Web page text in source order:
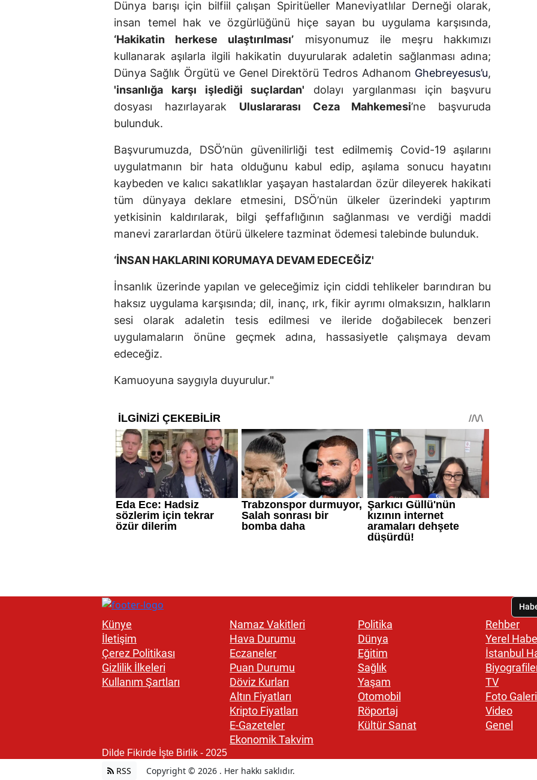
Dünya barışı için bilfiil çalışan Spiritüeller Maneviyatlılar Derneği olarak,
insan temel hak ve özgürlüğünü hiçe sayan bu uygulama karşısında,
‘Hakikatin herkese ulaştırılması’ misyonumuz ile meşru hakkımızı
kullanarak aşılarla ilgili hakikatin duyurularak adaletin sağlanması adına;
Dünya Sağlık Örgütü ve Genel Direktörü Tedros Adhanom Ghebreyesus’u,
'insanlığa karşı işlediği suçlardan' dolayı yargılanması için başvuru
dosyası hazırlayarak Uluslararası Ceza Mahkemesi’ne başvuruda
bulunduk.
Başvurumuzda, DSÖ’nün güvenilirliği test edilmemiş Covid-19 aşılarını
uygulatmanın bir hata olduğunu kabul edip, aşılama sonucu hayatını
kaybeden ve kalıcı sakatlıklar yaşayan hastalardan özür dileyerek hakikati
tüm dünyaya deklare etmesini, DSÖ’nün ülkeler üzerindeki yaptırım
yetkisinin kaldırılarak, bilgi şeffaflığının sağlanması ve verdiği maddi
manevi zararlardan ötürü ülkelere tazminat ödemesi talebinde bulunduk.
‘İNSAN HAKLARINI KORUMAYA DEVAM EDECEĞİZ'
İnsanlık üzerinde yapılan ve geleceğimiz için ciddi tehlikeler barındıran bu
haksız uygulama karşısında; dil, inanç, ırk, fikir ayrımı olmaksızın, halkların
sesi olarak adaletin tesis edilmesi ve ileride doğabilecek benzeri
uygulamaların önüne geçmek adına, hassasiyetle çalışmaya devam
edeceğiz.
Kamuoyuna saygıyla duyurulur."
Künye
İletişim
Çerez Politikası
Gizlilik İlkeleri
Kullanım Şartları
Namaz Vakitleri
Hava Durumu
Eczaneler
Puan Durumu
Döviz Kurları
Altın Fiyatları
Kripto Fiyatları
E-Gazeteler
Ekonomik Takvim
Politika
Dünya
Eğitim
Sağlık
Yaşam
Otomobil
Röportaj
Kültür Sanat
Rehber
Yerel
İstanbul
TV
Foto Galeri
Video
Genel
Dilde Fikirde İşte Birlik - 2025
RSS Copyright © 2026 . Her hakkı saklıdır.